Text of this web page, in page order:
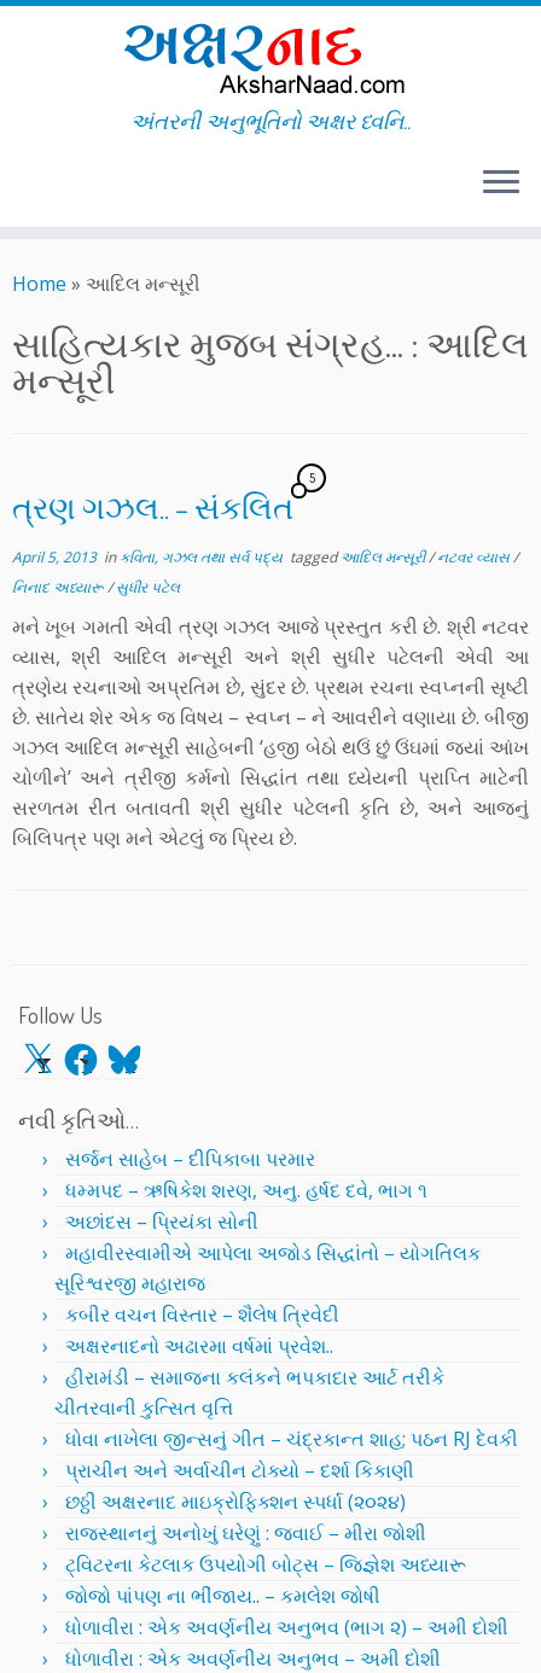
to
અંતરની અનુભૂતિનો અક્ષર ધ્વનિ..
Home » આદિલ મન્સૂરી
સાહિત્યકાર મુજબ સંગ્રહ... : આદિલ
મન્સૂરી
ત્રણ ગઝલ.. – સંકલિત
5
April 5, 2013inકવિતા, ગઝલ તથા સર્વ પદ્ય taggedઆદિલ મન્સૂરી/નટવર વ્યાસ/
નિનાદ અધ્યારૂ/સુધીર પટેલ
મને ખૂબ ગમતી એવી ત્રણ ગઝલ આજે પ્રસ્તુત કરી છે. શ્રી નટવર
વ્યાસ, શ્રી આદિલ મન્સૂરી અને શ્રી સુધીર પટેલની એવી આ
ત્રણેય રચનાઓ અપ્રતિમ છે, સુંદર છે. પ્રથમ રચના સ્વપ્નની સૃષ્ટી
છે. સાતેય શેર એક જ વિષય – સ્વપ્ન – ને આવરીને વણાયા છે. બીજી
ગઝલ આદિલ મન્સૂરી સાહેબની ‘હજી બેઠો થઉં છું ઉંઘમાં જ્યાં આંખ
ચોળીને’ અને ત્રીજી કર્મનો સિદ્ધાંત તથા ધ્યેયની પ્રાપ્તિ માટેની
સરળતમ રીત બતાવતી શ્રી સુધીર પટેલની કૃતિ છે, અને આજનું
બિલિપત્ર પણ મને એટલું જ પ્રિય છે.
Follow Us
X Facebook
Bluesky
નવી કૃતિઓ…
સર્જન સાહેબ – દીપિકાબા પરમાર
ધમ્મપદ – ઋષિકેશ શરણ, અનુ. હર્ષદ દવે, ભાગ ૧
અછાંદસ – પ્રિયંકા સોની
મહાવીરસ્વામીએ આપેલા અજોડ સિદ્ધાંતો – યોગતિલક
સૂરિશ્વરજી મહારાજ
કબીર વચન વિસ્તાર – શૈલેષ ત્રિવેદી
અક્ષરનાદનો અઢારમા વર્ષમાં પ્રવેશ..
હીરામંડી – સમાજના કલંકને ભપકાદાર આર્ટ તરીકે
ચીતરવાની કુત્સિત વૃત્તિ
ધોવા નાખેલા જીન્સનું ગીત – ચંદ્રકાન્ત શાહ; પઠન RJ દેવકી
પ્રાચીન અને અર્વાચીન ટોક્યો – દર્શા કિકાણી
છઠ્ઠી અક્ષરનાદ માઇક્રોફિક્શન સ્પર્ધા (૨૦૨૪)
રાજસ્થાનનું અનોખું ઘરેણું : જવાઈ – મીરા જોશી
ટ્વિટરના કેટલાક ઉપયોગી બોટ્સ – જિજ્ઞેશ અધ્યારૂ
જોજો પાંપણ ના ભીંજાય.. – કમલેશ જોષી
ધોળાવીરા : એક અવર્ણનીય અનુભવ (ભાગ ૨) – અમી દોશી
ધોળાવીરા : એક અવર્ણનીય અનુભવ – અમી દોશી